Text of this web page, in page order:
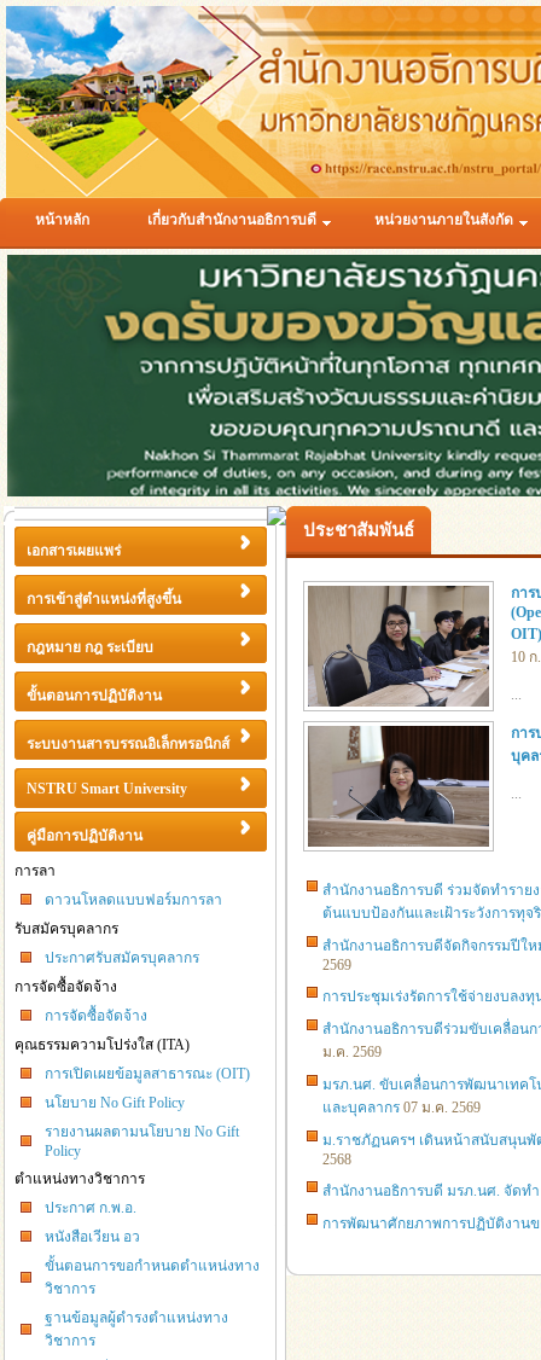
หน้าหลัก เกี่ยวกับสำนักงานอธิการบดี หน่วยงานภายในสังกัด
เอกสารเผยแพร่
การเข้าสู่ตำแหน่งที่สูงขึ้น
กฎหมาย กฎ ระเบียบ
ขั้นตอนการปฏิบัติงาน
ระบบงานสารบรรณอิเล็กทรอนิกส์
NSTRU Smart University
คู่มือการปฏิบัติงาน
การลา
ดาวนโหลดแบบฟอร์มการลา
รับสมัครบุคลากร
ประกาศรับสมัครบุคลากร
การจัดซื้อจัดจ้าง
การจัดซื้อจัดจ้าง
คุณธรรมความโปร่งใส (ITA)
การเปิดเผยข้อมูลสาธารณะ (OIT)
นโยบาย No Gift Policy
รายงานผลตามนโยบาย No Gift
Policy
ตำแหน่งทางวิชาการ
ประกาศ ก.พ.อ.
หนังสือเวียน อว
ขั้นตอนการขอกำหนดตำแหน่งทาง
วิชาการ
ฐานข้อมูลผู้ดำรงตำแหน่งทาง
วิชาการ
ประชาสัมพันธ์
การ
10
...
การ
บุค
...
สำนักงานอธิการบดี ร่วมจัดทำราย
ต้นแบบป้องกันและเฝ้าระวังการทุจ
สำนักงานอธิการบดีจัดกิจกรรมปีใ
2569
การประชุมเร่งรัดการใช้จ่ายงบลงทุ
สำนักงานอธิการบดีร่วมขับเคลื่อน
ม.ค. 2569
มรภ.นศ. ขับเคลื่อนการพัฒนาเทคโ
และบุคลากร 07 ม.ค. 2569
ม.ราชภัฏนครฯ เดินหน้าสนับสนุน
2568
สำนักงานอธิการบดี มรภ.นศ. จัดท
การพัฒนาศักยภาพการปฏิบัติงาน